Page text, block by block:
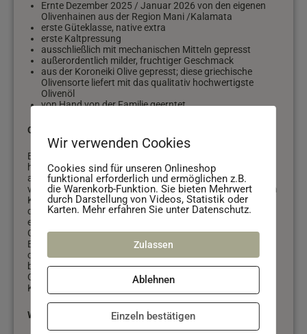
Ernte Dezember 2025 / Januar 2026 von den eigenen
Olivenhainen aus der Region Mani /Kalamata
erste Güteklasse, native extra
erste Kaltpressung
ausschließlich mit mechanischen Mitteln gepresst
außerordentlich milder, fruchtiger Geschmack
aus der Koroneiki Olive gepresst; diese griechische
Olivensorte liefert mit das qualitativ hochwertigste
Olivenöl
von Hand von der Familie geerntet
Olivenöl ist nicht gleich Olivenöl!
Bei der Bezeichnung „extra vergine“ oder „natives“ Olivenöl
handelt es sich um hochwertige kaltgepresste Öle bzw. Öle
aus erster Pressung. Man erkennt ein gutes, wenig
verarbeitetes Olivenöl auch daran, dass es bei Kälte, z.B. im
Kühlschrank, ausflockt. Das ist ein Hinweis darauf, dass
das Öl möglichst wenig verarbeitet wurde. Die Qualität
eines Olivenöls kann man nur schwer an der Farbe und des
Geschmacks fest machen, denn je nach Olivenart,
Erntezeitpunkt und Region kann ein Olivenöl intensiv grün
oder eher hell sein, ebenso der Geschmack kann von mild
bis fast bitter schwanken. Unser Öl stammt von unseren
Olivenhainen, die wir in fünfter Generation bewirtschaften.
Kalamata liegt im Süden des Peloponnes.
Warum ist Olivenöl so wertvoll?
Wir verwenden Cookies
Cookies sind für unseren Onlineshop
funktional erforderlich und ermöglichen z.B.
die Warenkorb-Funktion. Sie bieten Mehrwert
durch Darstellung von Videos, Statistik oder
Karten. Mehr erfahren Sie unter Datenschutz.
Zulassen
Ablehnen
Einzeln bestätigen